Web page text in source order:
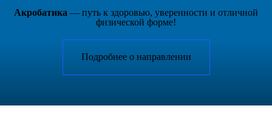
Акробатика — путь к здоровью, уверенности и отличной
физической форме!
Подробнее о направлении